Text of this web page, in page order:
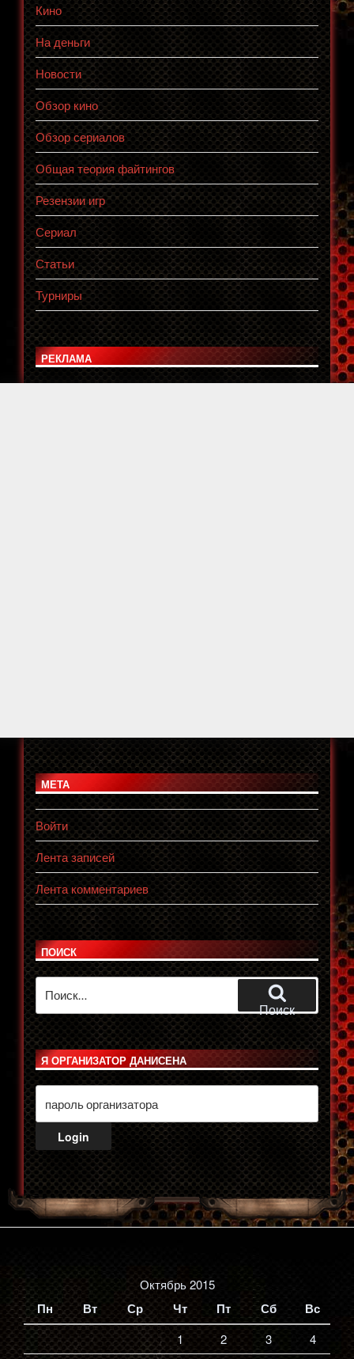
Кино
На деньги
Новости
Обзор кино
Обзор сериалов
Общая теория файтингов
Резензии игр
Сериал
Статьи
Турниры
РЕКЛАМА
МЕТА
Войти
Лента записей
Лента комментариев
ПОИСК
Поиск
Я ОРГАНИЗАТОР ДАНИСЕНА
Октябрь 2015
Пн Вт Ср Чт Пт Сб Вс
1 2 3 4